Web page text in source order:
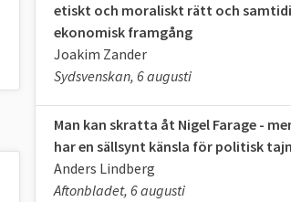
etiskt och moraliskt rätt och
ekonomisk framgång
Joakim Zander
Sydsvenskan, 6 augusti
Man kan skratta åt Nigel Farage -
har en sällsynt känsla för politisk
Anders Lindberg
Aftonbladet, 6 augusti